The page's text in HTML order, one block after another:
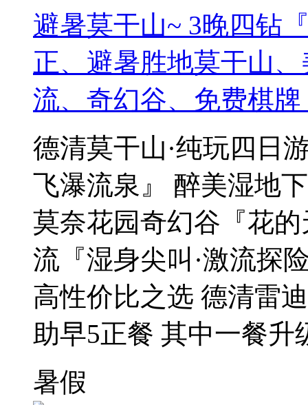
避暑莫干山~ 3晚四钻
正、避暑胜地莫干山
流、奇幻谷、免费棋
德清莫干山·纯玩四日
飞瀑流泉』 醉美湿地
莫奈花园奇幻谷『花
流『湿身尖叫·激流探
高性价比之选 德清雷
助早5正餐 其中一餐升
暑假